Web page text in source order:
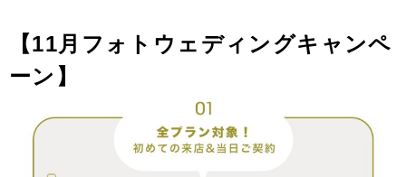
【11月フォトウェディングキャンペ
ーン 】